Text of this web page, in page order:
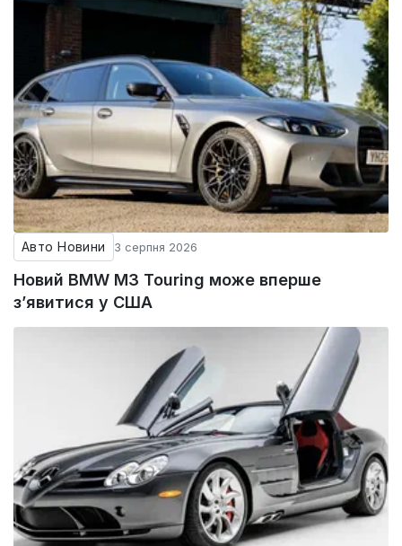
Авто Новини 3 серпня 2026
Новий BMW M3 Touring може вперше
з’явитися у США